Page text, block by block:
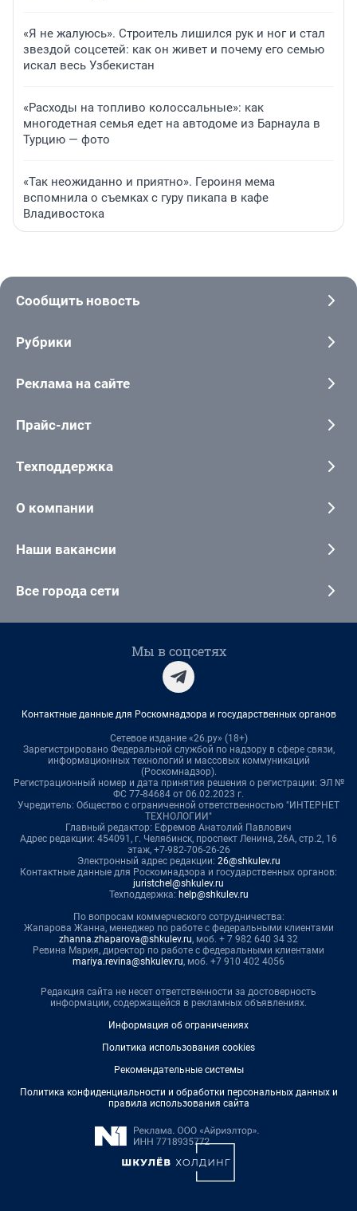
«Я не жалуюсь». Строитель лишился рук и ног и стал
звездой соцсетей: как он живет и почему его семью
искал весь Узбекистан
«Расходы на топливо колоссальные»: как
многодетная семья едет на автодоме из Барнаула в
Турцию — фото
«Так неожиданно и приятно». Героиня мема
вспомнила о съемках с гуру пикапа в кафе
Владивостока
Сообщить новость
Рубрики
Реклама на сайте
Прайс-лист
Техподдержка
О компании
Наши вакансии
Все города сети
Мы в соцсетях
Контактные данные для Роскомнадзора и государственных органов
Сетевое издание «26.ру» (18+)
Зарегистрировано Федеральной службой по надзору в сфере связи,
информационных технологий и массовых коммуникаций
(Роскомнадзор).
Регистрационный номер и дата принятия решения о регистрации: ЭЛ №
ФС 77-84684 от 06.02.2023 г.
Учредитель: Общество с ограниченной ответственностью "ИНТЕРНЕТ
ТЕХНОЛОГИИ"
Главный редактор: Ефремов Анатолий Павлович
Адрес редакции: 454091, г. Челябинск, проспект Ленина, 26А, стр.2, 16
этаж, +7-982-706-26-26
Электронный адрес редакции: 26@shkulev.ru
Контактные данные для Роскомнадзора и государственных органов:
juristchel@shkulev.ru
Техподдержка: help@shkulev.ru
По вопросам коммерческого сотрудничества:
Жапарова Жанна, менеджер по работе с федеральными клиентами
zhanna.zhaparova@shkulev.ru, моб. + 7 982 640 34 32
Ревина Мария, директор по работе с федеральными клиентами
mariya.revina@shkulev.ru, моб. +7 910 402 4056
Редакция сайта не несет ответственности за достоверность
информации, содержащейся в рекламных объявлениях.
Информация об ограничениях
Политика использования cookies
Рекомендательные системы
Политика конфиденциальности и обработки персональных данных и
правила использования сайта